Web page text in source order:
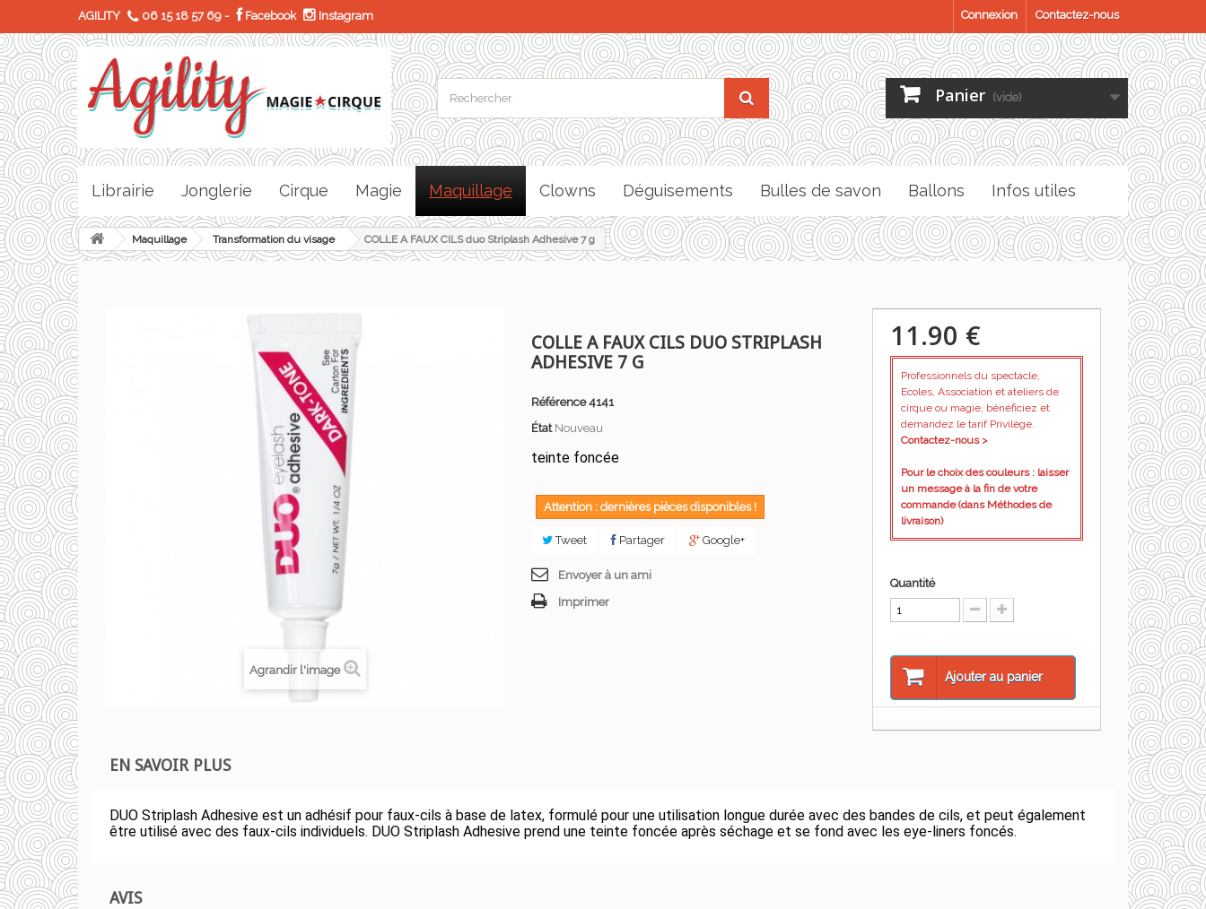
AGILITY 06 15 18 57 69 - Facebook Instagram Contactez-nous
Connexion
Panier (vide)
Librairie Jonglerie Cirque Magie Maquillage Clowns Déguisements Bulles de savon Ballons Infos utiles
Maquillage Transformation du visage COLLE A FAUX CILS duo Striplash Adhesive 7 g
Agrandir l'image
COLLE A FAUX CILS DUO STRIPLASH
ADHESIVE 7 G
Référence 4141
État Nouveau
teinte foncée
Attention : dernières pièces disponibles !
Tweet Partager Google+
Envoyer à un ami
Imprimer
11.90 €
Professionnels du spectacle,
Ecoles, Association et ateliers de
cirque ou magie, bénéficiez et
demandez le tarif Privilège.
Contactez-nous >
Pour le choix des couleurs : laisser
un message à la fin de votre
commande (dans Méthodes de
livraison)
Quantité
Ajouter au panier
EN SAVOIR PLUS
DUO Striplash Adhesive est un adhésif pour faux-cils à base de latex, formulé pour une utilisation longue durée avec des bandes de cils, et peut également
être utilisé avec des faux-cils individuels. DUO Striplash Adhesive prend une teinte foncée après séchage et se fond avec les eye-liners foncés.
AVIS